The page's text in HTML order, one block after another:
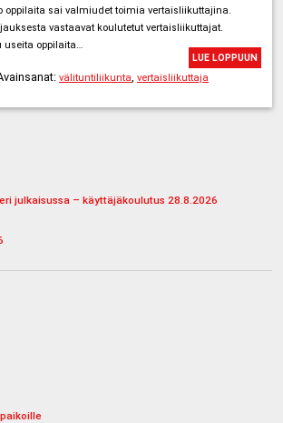
oppilaita sai valmiudet toimia vertaisliikuttajina.
vastaavat koulutetut vertaisliikuttajat.
oppilaita…
LUE LOPPUUN
välituntiliikunta vertaisliikuttaja
julkaisussa – käyttäjäkoulutus 28.8.2026